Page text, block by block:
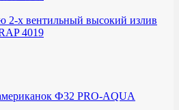
2-х вентильный высокий излив
4019